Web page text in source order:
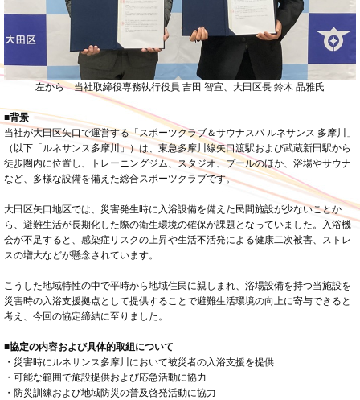
左から 当社取締役専務執行役員 吉田 智宣、大田区長 鈴木 晶雅氏
■背景
当社が大田区矢口で運営する「スポーツクラブ＆サウナスパ ルネサンス 多摩川」
（以下「ルネサンス多摩川」）は、東急多摩川線矢口渡駅および武蔵新田駅から
徒歩圏内に位置し、トレーニングジム、スタジオ、プールのほか、浴場やサウナ
など、多様な設備を備えた総合スポーツクラブです。
大田区矢口地区では、災害発生時に入浴設備を備えた民間施設が少ないことか
ら、避難生活が長期化した際の衛生環境の確保が課題となっていました。入浴機
会が不足すると、感染症リスクの上昇や生活不活発による健康二次被害、ストレ
スの増大などが懸念されています。
こうした地域特性の中で平時から地域住民に親しまれ、浴場設備を持つ当施設を
災害時の入浴支援拠点として提供することで避難生活環境の向上に寄与できると
考え、今回の協定締結に至りました。
■協定の内容および具体的取組について
・災害時にルネサンス多摩川において被災者の入浴支援を提供
・可能な範囲で施設提供および応急活動に協力
・防災訓練および地域防災の普及啓発活動に協力